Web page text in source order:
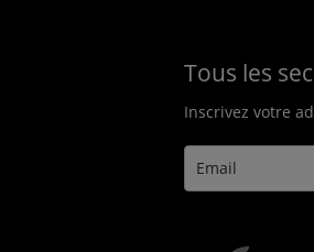
Tous les
Inscrivez votre